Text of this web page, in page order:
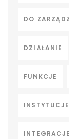
DO
DZIAŁANIE
FUNKCJE
INTEGRACJE